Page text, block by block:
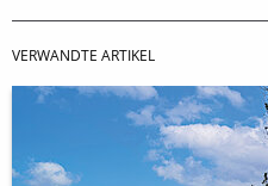
VERWANDTE ARTIKEL